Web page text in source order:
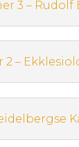
3 –
2 –